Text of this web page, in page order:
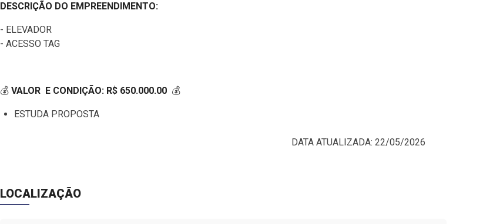
DESCRIÇÃO DO EMPREENDIMENTO:
- ELEVADOR
- ACESSO TAG
💰 VALOR E CONDIÇÃO: R$ 650.000.00 💰
ESTUDA PROPOSTA
DATA ATUALIZADA: 22/05/2026
LOCALIZAÇÃO